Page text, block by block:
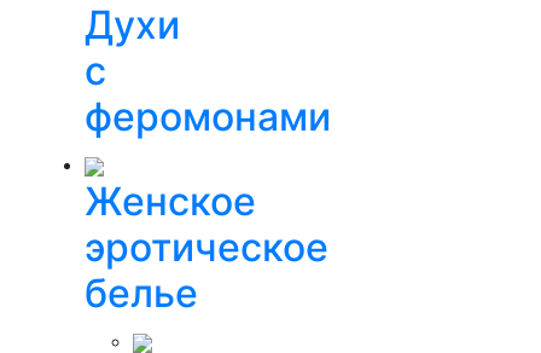
Духи
с
феромонами
Женское
эротическое
белье